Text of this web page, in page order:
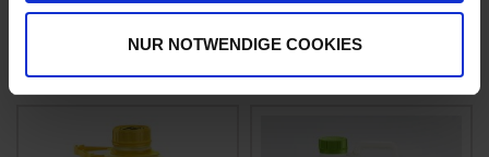
NUR NOTWENDIGE COOKIES